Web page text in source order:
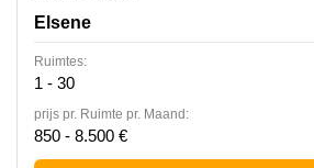
Elsene
Ruimtes:
1 - 30
prijs pr. Ruimte pr. Maand:
850 - 8.500 €